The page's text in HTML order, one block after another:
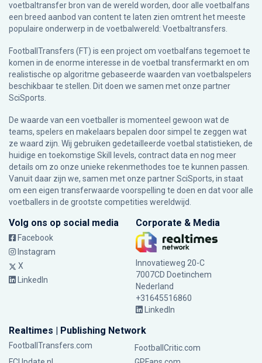
voetbaltransfer bron van de wereld worden, door alle voetbalfans
een breed aanbod van content te laten zien omtrent het meeste
populaire onderwerp in de voetbalwereld: Voetbaltransfers.
FootballTransfers (FT) is een project om voetbalfans tegemoet te
komen in de enorme interesse in de voetbal transfermarkt en om
realistische op algoritme gebaseerde waarden van voetbalspelers
beschikbaar te stellen. Dit doen we samen met onze partner
SciSports
De waarde van een voetballer is momenteel gewoon wat de
teams, spelers en makelaars bepalen door simpel te zeggen wat
ze waard zijn. Wij gebruiken gedetailleerde voetbal statistieken, de
huidige en toekomstige Skill levels, contract data en nog meer
details om zo onze unieke rekenmethodes toe te kunnen passen.
Vanuit daar zijn we, samen met onze partner SciSports, in staat
om een eigen transferwaarde voorspelling te doen en dat voor alle
voetballers in de grootste competities wereldwijd.
Volg ons op social media
Facebook
Instagram
X
LinkedIn
Corporate & Media
Innovatieweg 20-C
7007CD Doetinchem
Nederland
+31645516860
LinkedIn
Realtimes | Publishing Network
FootballTransfers.com
FootballCritic.com